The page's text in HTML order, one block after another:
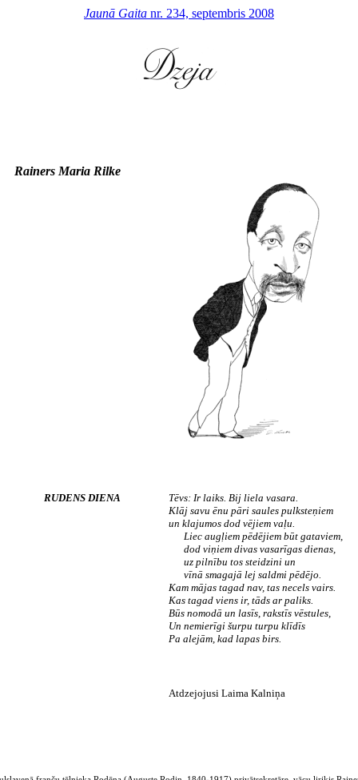
Jaunā Gaita nr. 234, septembris 2008
Rainers Maria Rilke
RUDENS DIENA
Tēvs: Ir laiks. Bij liela vasara.
Klāj savu ēnu pāri saules pulksteņiem
un klajumos dod vējiem vaļu.
Liec augļiem pēdējiem būt gataviem,
dod viņiem divas vasarīgas dienas,
uz pilnību tos steidzini un
vīnā smagajā lej saldmi pēdējo.
Kam mājas tagad nav, tas necels vairs.
Kas tagad viens ir, tāds ar paliks.
Būs nomodā un lasīs, rakstīs vēstules,
Un nemierīgi šurpu turpu klīdīs
Pa alejām, kad lapas birs.
Atdzejojusi Laima Kalniņa